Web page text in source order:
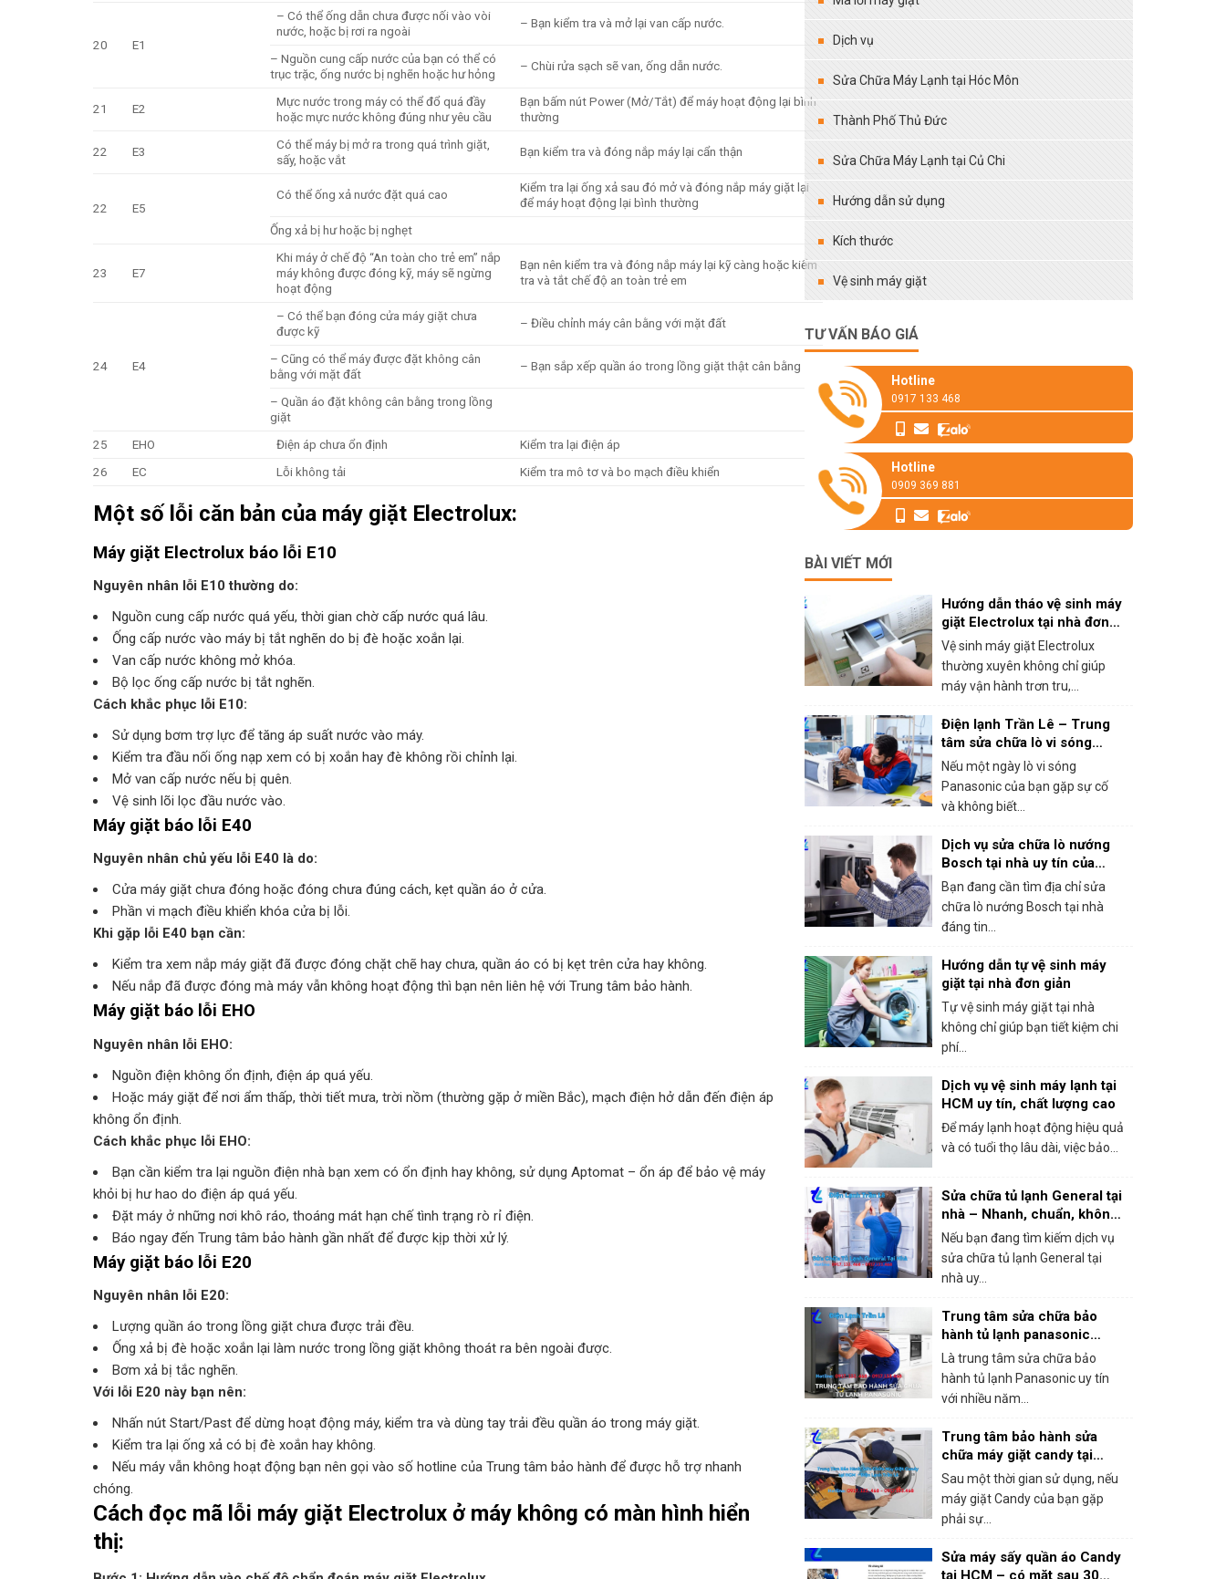
20 E1
– Có thể ống dẫn chưa được nối vào vòi
nước, hoặc bị rơi ra ngoài
– Bạn kiểm tra và mở lại van cấp nước.
– Nguồn cung cấp nước của bạn có thể có
trục trặc, ống nước bị nghẽn hoặc hư hỏng
– Chùi rửa sạch sẽ van, ống dẫn nước.
21 E2
Mực nước trong máy có thể đổ quá đầy
hoặc mực nước không đúng như yêu cầu
Bạn bấm nút Power (Mở/Tắt) để máy hoạt động lại bình
thường
22 E3
Có thể máy bị mở ra trong quá trình giặt,
sấy, hoặc vắt
Bạn kiểm tra và đóng nắp máy lại cẩn thận
22 E5
Có thể ống xả nước đặt quá cao
Kiểm tra lại ống xả sau đó mở và đóng nắp máy giặt lại
để máy hoạt động lại bình thường
Ống xả bị hư hoặc bị nghẹt
23 E7
Khi máy ở chế độ “An toàn cho trẻ em” nắp
máy không được đóng kỹ, máy sẽ ngừng
hoạt động
Bạn nên kiểm tra và đóng nắp máy lại kỹ càng hoặc kiểm
tra và tắt chế độ an toàn trẻ em
24 E4
– Có thể bạn đóng cửa máy giặt chưa
được kỹ
– Điều chỉnh máy cân bằng với mặt đất
– Cũng có thể máy được đặt không cân
bằng với mặt đất
– Bạn sắp xếp quần áo trong lồng giặt thật cân bằng
– Quần áo đặt không cân bằng trong lồng
giặt
25
EHO Điện áp chưa ổn định
Kiểm tra lại điện áp
26
EC Lỗi không tải Kiểm tra mô tơ và bo mạch điều khiển
Một số lỗi căn bản của máy giặt Electrolux:
Máy giặt Electrolux báo lỗi E10
Nguyên nhân lỗi E10 thường do:
Nguồn cung cấp nước quá yếu, thời gian chờ cấp nước quá lâu.
Ống cấp nước vào máy bị tắt nghẽn do bị đè hoặc xoắn lại.
Van cấp nước không mở khóa.
Bộ lọc ống cấp nước bị tắt nghẽn.
Cách khắc phục lỗi E10:
Sử dụng bơm trợ lực để tăng áp suất nước vào máy.
Kiểm tra đầu nối ống nạp xem có bị xoắn hay đè không rồi chỉnh lại.
Mở van cấp nước nếu bị quên.
Vệ sinh lõi lọc đầu nước vào.
Máy giặt báo lỗi E40
Nguyên nhân chủ yếu lỗi E40 là do:
Cửa máy giặt chưa đóng hoặc đóng chưa đúng cách, kẹt quần áo ở cửa.
Phần vi mạch điều khiển khóa cửa bị lỗi.
Khi gặp lỗi E40 bạn cần:
Kiểm tra xem nắp máy giặt đã được đóng chặt chẽ hay chưa, quần áo có bị kẹt trên cửa hay không.
Nếu nắp đã được đóng mà máy vẫn không hoạt động thì bạn nên liên hệ với Trung tâm bảo hành.
Máy giặt báo lỗi EHO
Nguyên nhân lỗi EHO:
Nguồn điện không ổn định, điện áp quá yếu.
Hoặc máy giặt để nơi ẩm thấp, thời tiết mưa, trời nồm (thường gặp ở miền Bắc), mạch điện hở dẫn đến điện áp
không ổn định.
Cách khắc phục lỗi EHO:
Bạn cần kiểm tra lại nguồn điện nhà bạn xem có ổn định hay không, sử dụng Aptomat – ổn áp để bảo vệ máy
khỏi bị hư hao do điện áp quá yếu.
Đặt máy ở những nơi khô ráo, thoáng mát hạn chế tình trạng rò rỉ điện.
Báo ngay đến Trung tâm bảo hành gần nhất để được kịp thời xử lý.
Máy giặt báo lỗi E20
Nguyên nhân lỗi E20:
Lượng quần áo trong lồng giặt chưa được trải đều.
Ống xả bị đè hoặc xoắn lại làm nước trong lồng giặt không thoát ra bên ngoài được.
Bơm xả bị tắc nghẽn.
Với lỗi E20 này bạn nên:
Nhấn nút Start/Past để dừng hoạt động máy, kiểm tra và dùng tay trải đều quần áo trong máy giặt.
Kiểm tra lại ống xả có bị đè xoắn hay không.
Nếu máy vẫn không hoạt động bạn nên gọi vào số hotline của Trung tâm bảo hành để được hỗ trợ nhanh
chóng.
Cách đọc mã lỗi máy giặt Electrolux ở máy không có màn hình hiển
thị:
Dịch vụ
Sửa Chữa Máy Lạnh tại Hóc Môn
Thành Phố Thủ Đức
Sửa Chữa Máy Lạnh tại Củ Chi
Hướng dẫn sử dụng
Kích thước
Vệ sinh máy giặt
TƯ VẤN BÁO GIÁ
Hotline
0917 133 468
Hotline
0909 369 881
BÀI VIẾT MỚI
Hướng dẫn tháo vệ sinh máy
giặt Electrolux tại nhà đơn
giản
Vệ sinh máy giặt Electrolux
thường xuyên không chỉ giúp
máy vận hành trơn tru,...
Điện lạnh Trần Lê – Trung
tâm sửa chữa lò vi sóng
panasonic tại HCM
Nếu một ngày lò vi sóng
Panasonic của bạn gặp sự cố
và không biết...
Dịch vụ sửa chữa lò nướng
Bosch tại nhà uy tín của
trung tâm bảo hành Bosch
tại HCM
Bạn đang cần tìm địa chỉ sửa
chữa lò nướng Bosch tại nhà
đáng tin...
Hướng dẫn tự vệ sinh máy
giặt tại nhà đơn giản
Tự vệ sinh máy giặt tại nhà
không chỉ giúp bạn tiết kiệm chi
phí...
Dịch vụ vệ sinh máy lạnh tại
HCM uy tín, chất lượng cao
Để máy lạnh hoạt động hiệu quả
và có tuổi thọ lâu dài, việc bảo...
Sửa chữa tủ lạnh General tại
nhà – Nhanh, chuẩn, không
chặt chém!
Nếu bạn đang tìm kiếm dịch vụ
sửa chữa tủ lạnh General tại
nhà uy...
Trung tâm sửa chữa bảo
hành tủ lạnh panasonic
khắc phục mọi sự cố trong 1
lần gọi
Là trung tâm sửa chữa bảo
hành tủ lạnh Panasonic uy tín
với nhiều năm...
Trung tâm bảo hành sửa
chữa máy giặt candy tại
HCM – Giá rẻ, bắt lỗi chính
xác 100%
Sau một thời gian sử dụng, nếu
máy giặt Candy của bạn gặp
phải sự...
Sửa máy sấy quần áo Candy
tại HCM – có mặt sau 30